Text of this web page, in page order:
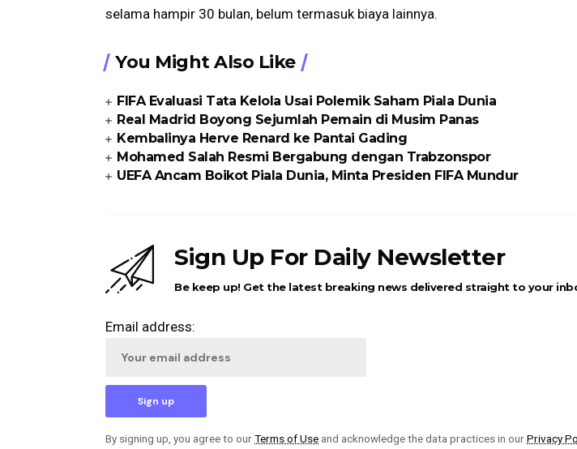
selama hampir 30 bulan, belum termasuk biaya lainnya.
You Might Also Like
FIFA Evaluasi Tata Kelola Usai Polemik Saham Piala Dunia
Real Madrid Boyong Sejumlah Pemain di Musim Panas
Kembalinya Herve Renard ke Pantai Gading
Mohamed Salah Resmi Bergabung dengan Trabzonspor
UEFA Ancam Boikot Piala Dunia, Minta Presiden FIFA Mundur
Sign Up For Daily Newsletter
Be keep up! Get the latest breaking news delivered straight to your
Email address:
By signing up, you agree to ourTerms of Use and acknowledge the data practices in ourPrivacy